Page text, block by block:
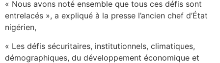
« Nous avons noté ensemble que tous ces défis sont
entrelacés », a expliqué à la presse l’ancien chef d’État
nigérien,
« Les défis sécuritaires, institutionnels, climatiques,
démographiques, du développement économique et